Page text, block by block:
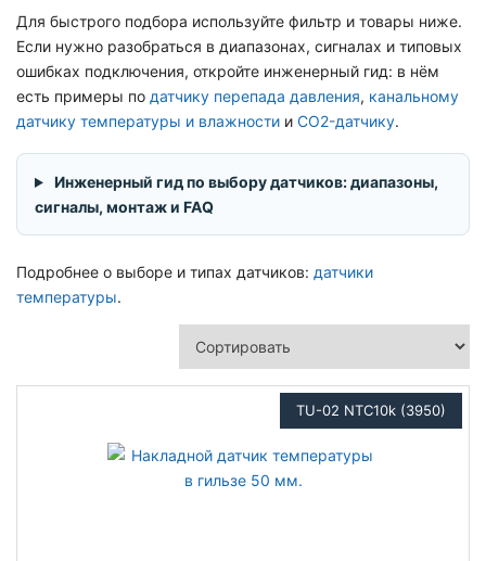
Для быстрого подбора используйте фильтр и товары ниже.
Если нужно разобраться в диапазонах, сигналах и типовых
ошибках подключения, откройте инженерный гид: в нём
есть примеры по датчику перепада давления, канальному
датчику температуры и влажности и CO2-датчику.
Инженерный гид по выбору датчиков: диапазоны,
сигналы, монтаж и FAQ
Подробнее о выборе и типах датчиков: датчики
температуры.
TU-02 NTC10k (3950)